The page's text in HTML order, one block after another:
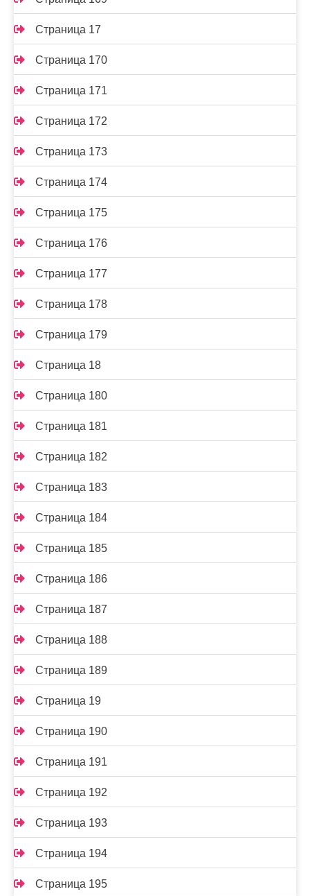
Страница 17
Страница 170
Страница 171
Страница 172
Страница 173
Страница 174
Страница 175
Страница 176
Страница 177
Страница 178
Страница 179
Страница 18
Страница 180
Страница 181
Страница 182
Страница 183
Страница 184
Страница 185
Страница 186
Страница 187
Страница 188
Страница 189
Страница 19
Страница 190
Страница 191
Страница 192
Страница 193
Страница 194
Страница 195